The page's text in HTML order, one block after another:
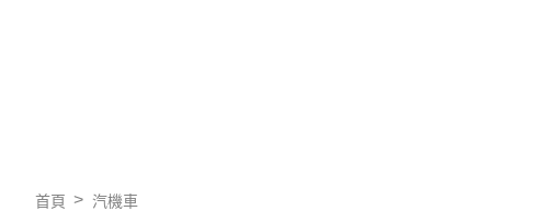
首頁 汽機車